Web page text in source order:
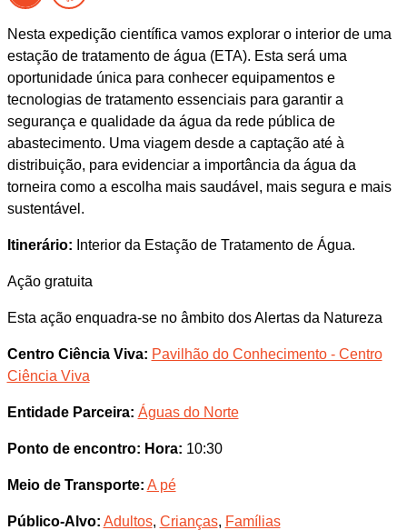
Nesta expedição científica vamos explorar o interior de uma
estação de tratamento de água (ETA). Esta será uma
oportunidade única para conhecer equipamentos e
tecnologias de tratamento essenciais para garantir a
segurança e qualidade da água da rede pública de
abastecimento. Uma viagem desde a captação até à
distribuição, para evidenciar a importância da água da
torneira como a escolha mais saudável, mais segura e mais
sustentável.
Itinerário: Interior da Estação de Tratamento de Água.
Ação gratuita
Esta ação enquadra-se no âmbito dos Alertas da Natureza
Centro Ciência Viva: Pavilhão do Conhecimento - Centro
Ciência Viva
Entidade Parceira: Águas do Norte
Ponto de encontro: Hora: 10:30
Meio de Transporte: A pé
Público-Alvo: Adultos, Crianças, Famílias